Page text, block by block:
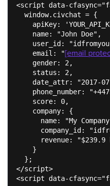
<script data-
  window.civchat = {
apiKey:
    name: "John Doe",
user_id:
    email: "
[email
    gender: 2,
    status: 2,
date_attr: "2017-
phone_number:
    score: 0,
    company: {
name: "My
company_id:
revenue: "$239.9
    }
  };
</script>
<script data-